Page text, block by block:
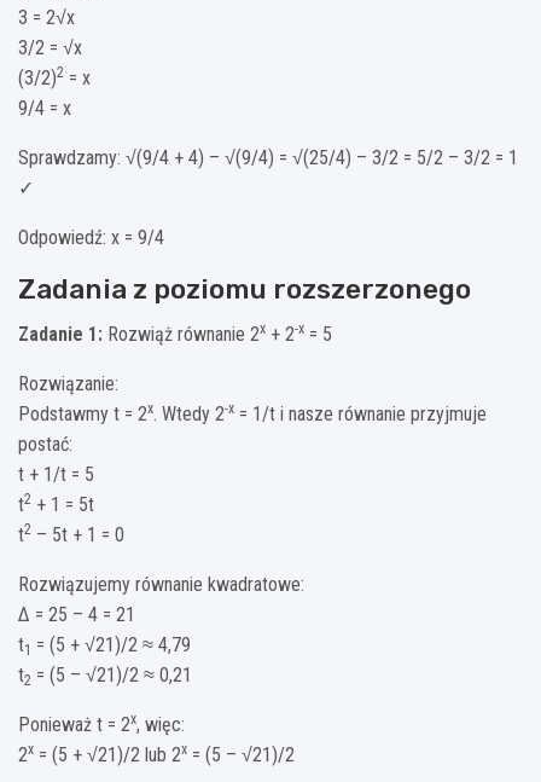
3 = 2√x
3/2 = √x
(3/2)2 = x
9/4 = x
Sprawdzamy: √(9/4 + 4) – √(9/4) = √(25/4) – 3/2 = 5/2 – 3/2 = 1
✓
Odpowiedź: x = 9/4
Zadania z poziomu rozszerzonego
Zadanie 1: Rozwiąż równanie 2x + 2-x = 5
Rozwiązanie:
Podstawmy t = 2x. Wtedy 2-x = 1/t i nasze równanie przyjmuje
postać:
t + 1/t = 5
t2 + 1 = 5t
t2 – 5t + 1 = 0
Rozwiązujemy równanie kwadratowe:
Δ = 25 – 4 = 21
t1 = (5 + √21)/2 ≈ 4,79
t2 = (5 – √21)/2 ≈ 0,21
Ponieważ t = 2x, więc:
2x = (5 + √21)/2 lub 2x = (5 – √21)/2